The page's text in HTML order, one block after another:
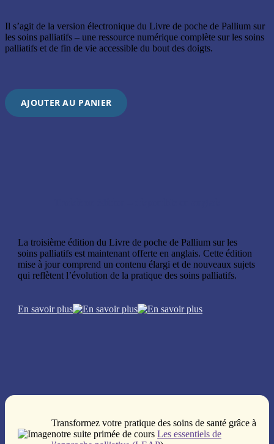
Il s’agit de la version électronique du Livre de poche de Pallium sur
les soins palliatifs – une ressource numérique complète sur les soins
palliatifs et de fin de vie accessible du bout des doigts.
La troisième édition du Livre de poche de Pallium sur les
soins palliatifs est maintenant offerte en anglais. Cette édition
mise à jour comprend un contenu élargi et de nouveaux sujets
qui reflètent l’évolution de la pratique des soins palliatifs.
En savoir plus
Transformez votre pratique des soins de santé grâce à
notre suite primée de cours Les essentiels de